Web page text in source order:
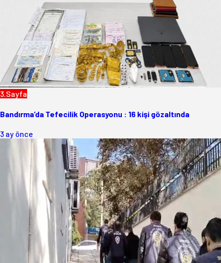
3.Sayfa
Bandırma’da Tefecilik Operasyonu : 16 kişi gözaltında
3 ay önce